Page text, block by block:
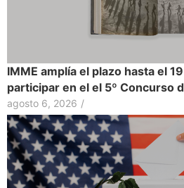
IMME amplía el plazo hasta el
participar en el el 5º Concurso
agosto 6, 2026 /